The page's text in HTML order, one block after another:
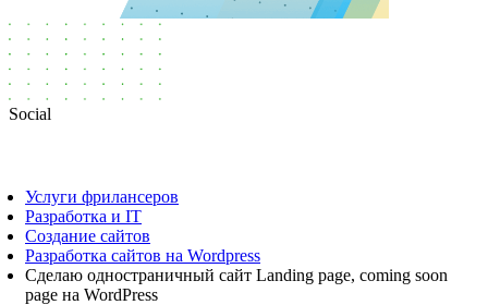
Social
Услуги фрилансеров
Разработка и IT
Создание сайтов
Разработка сайтов на Wordpress
Сделаю одностраничный сайт Landing page, coming soon
page на WordPress